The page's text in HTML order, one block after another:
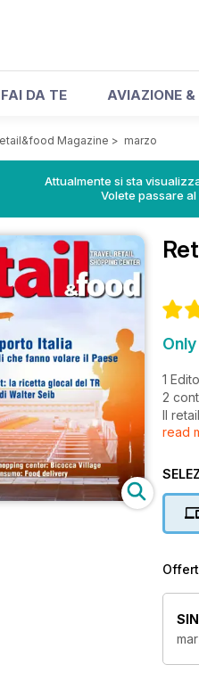
DA TE AVIAZIONE
Magazine > marzo
Attualmente si sta
Volete passare
Only
1
2
Il
21
28
la
32
che
36
38
read